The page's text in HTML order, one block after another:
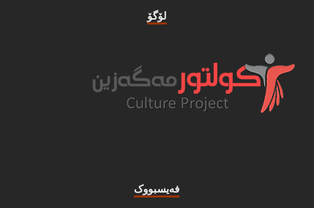
لۆگۆ
فه‌یسبووک